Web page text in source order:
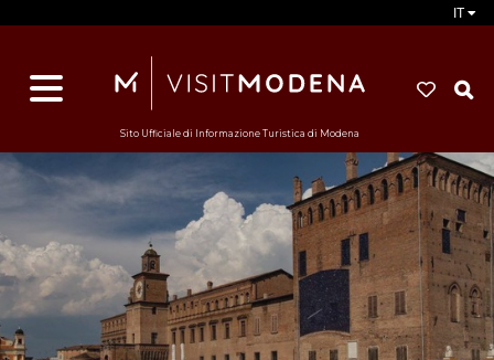
IT
Sito Ufficiale di Informazione Turistica di Modena